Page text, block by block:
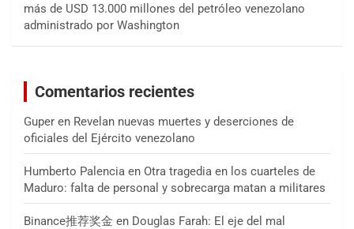
más de USD 13.000 millones del petróleo venezolano
administrado por Washington
Comentarios recientes
Guper en Revelan nuevas muertes y deserciones de
oficiales del Ejército venezolano
Humberto Palencia en Otra tragedia en los cuarteles de
Maduro: falta de personal y sobrecarga matan a militares
Binance推荐奖金 en Douglas Farah: El eje del mal